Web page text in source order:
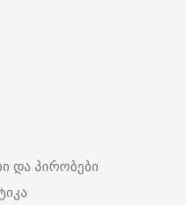
და პირობები